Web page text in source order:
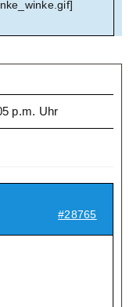
p.m. Uhr
#28765